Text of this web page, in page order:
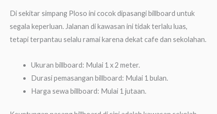
Di sekitar simpang Ploso ini cocok dipasangi billboard untuk
segala keperluan. Jalanan di kawasan ini tidak terlalu luas,
tetapi terpantau selalu ramai karena dekat cafe dan sekolahan.
Ukuran billboard: Mulai 1 x 2 meter.
Durasi pemasangan billboard: Mulai 1 bulan.
Harga sewa billboard: Mulai 1 jutaan.